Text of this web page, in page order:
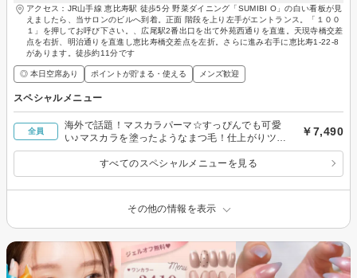
アクセス：JR山手線 恵比寿駅 徒歩5分 野菜ダイニング「SUMIBI O」の白い看板が見
えましたら、当サロンのビルへ到着。正面 階段を上り左手がエントランス。「１００
１」を押してお呼び下さい。、広尾駅2番出口を出て外苑西通りを直進。天現寺橋交差
点を右折、明治通りを直進し恵比寿橋交差点を左折。さらに進み右手に恵比寿1-22-8
があります。徒歩約11分です
◎ 本日空席あり ポイントが貯まる・使える メンズ歓迎
スペシャルメニュー
全員
海外で話題！マスカラパーマ☆すっぴんでも可愛
い♪マスカラを塗ったようなまつ毛！仕上がりツヤ
ツヤ◎
￥7,490
すべてのスペシャルメニューを見る
その他の情報を表示